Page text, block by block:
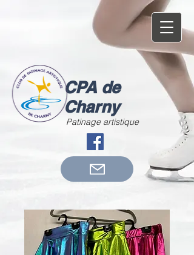
CPA de
Charny
Patinage artistique